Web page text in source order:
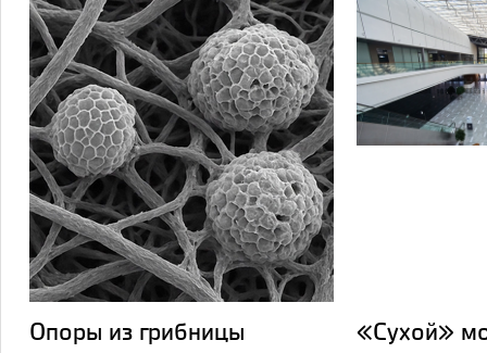
Опоры из грибницы «Сухой»